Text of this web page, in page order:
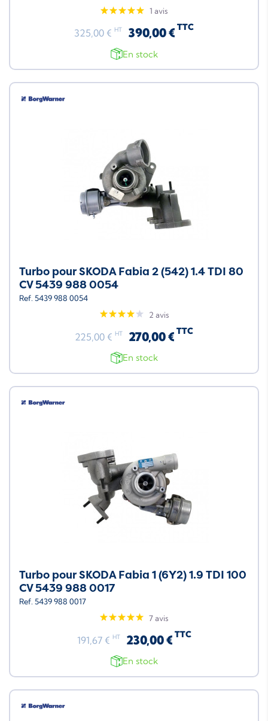
1 avis
325,00 € HT 390,00 € TTC
En stock
Turbo pour SKODA Fabia 2 (542) 1.4 TDI 80
CV 5439 988 0054
Ref. 5439 988 0054
2 avis
225,00 € HT 270,00 € TTC
En stock
Turbo pour SKODA Fabia 1 (6Y2) 1.9 TDI 100
CV 5439 988 0017
Ref. 5439 988 0017
7 avis
191,67 € HT 230,00 € TTC
En stock